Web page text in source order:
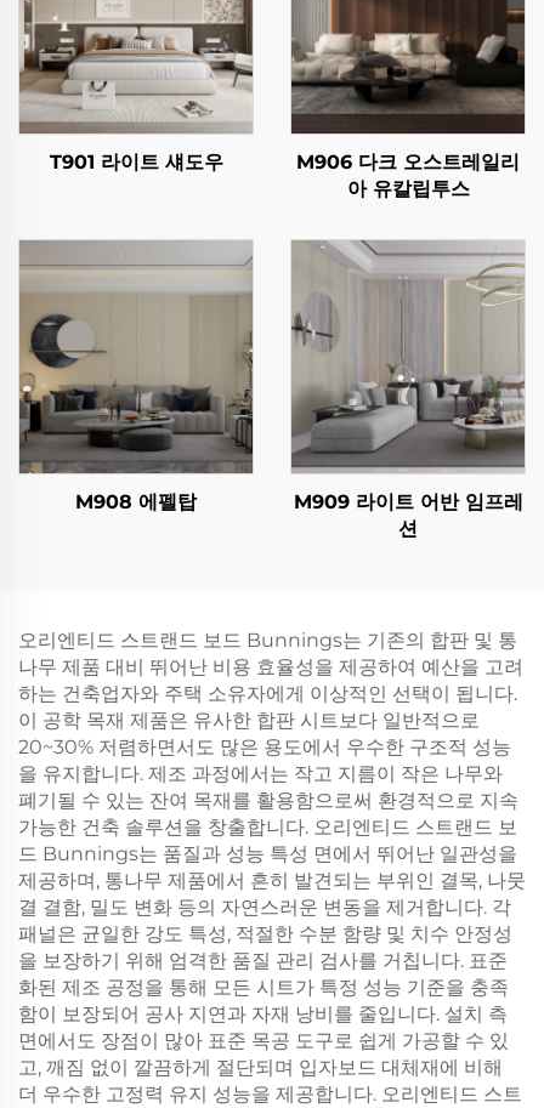
T901 라이트 섀도우
M906 다크 오스트레일리
아 유칼립투스
M908 에펠탑
M909 라이트 어반 임프레
션
오리엔티드 스트랜드 보드 Bunnings는 기존의 합판 및 통
나무 제품 대비 뛰어난 비용 효율성을 제공하여 예산을 고려
하는 건축업자와 주택 소유자에게 이상적인 선택이 됩니다.
이 공학 목재 제품은 유사한 합판 시트보다 일반적으로
20~30% 저렴하면서도 많은 용도에서 우수한 구조적 성능
을 유지합니다. 제조 과정에서는 작고 지름이 작은 나무와
폐기될 수 있는 잔여 목재를 활용함으로써 환경적으로 지속
가능한 건축 솔루션을 창출합니다. 오리엔티드 스트랜드 보
드 Bunnings는 품질과 성능 특성 면에서 뛰어난 일관성을
제공하며, 통나무 제품에서 흔히 발견되는 부위인 결목, 나뭇
결 결함, 밀도 변화 등의 자연스러운 변동을 제거합니다. 각
패널은 균일한 강도 특성, 적절한 수분 함량 및 치수 안정성
을 보장하기 위해 엄격한 품질 관리 검사를 거칩니다. 표준
화된 제조 공정을 통해 모든 시트가 특정 성능 기준을 충족
함이 보장되어 공사 지연과 자재 낭비를 줄입니다. 설치 측
면에서도 장점이 많아 표준 목공 도구로 쉽게 가공할 수 있
고, 깨짐 없이 깔끔하게 절단되며 입자보드 대체재에 비해
더 우수한 고정력 유지 성능을 제공합니다. 오리엔티드 스트